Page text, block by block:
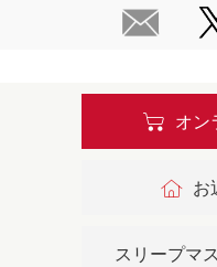
オン
お
スリープマ